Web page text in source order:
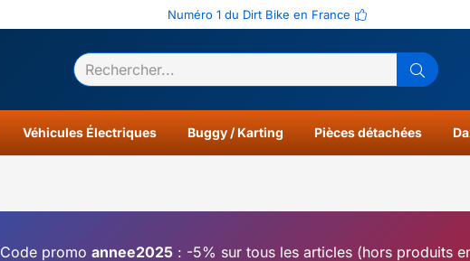
Numéro 1 du Dirt Bike en France
Véhicules Électriques Buggy / Karting Pièces détachées
Code promoannee2025 : -5% sur tous les articles (hors produits
Résultats 0